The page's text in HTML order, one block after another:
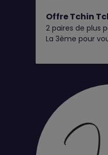
Offre Tchin
2 paires de plus
La 3ème pour